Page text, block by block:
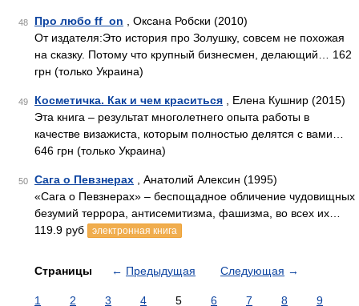
48 Про любо ff_on , Оксана Робски (2010)
От издателя:Это история про Золушку, совсем не похожая
на сказку. Потому что крупный бизнесмен, делающий… 162
грн (только Украина)
49 Косметичка. Как и чем краситься , Елена Кушнир (2015)
Эта книга – результат многолетнего опыта работы в
качестве визажиста, которым полностью делятся с вами…
646 грн (только Украина)
50 Сага о Певзнерах , Анатолий Алексин (1995)
«Сага о Певзнерах» – беспощадное обличение чудовищных
безумий террора, антисемитизма, фашизма, во всех их…
119.9 руб
электронная книга
Страницы ← Предыдущая Следующая →
1 2 3 4 5 6 7 8
9